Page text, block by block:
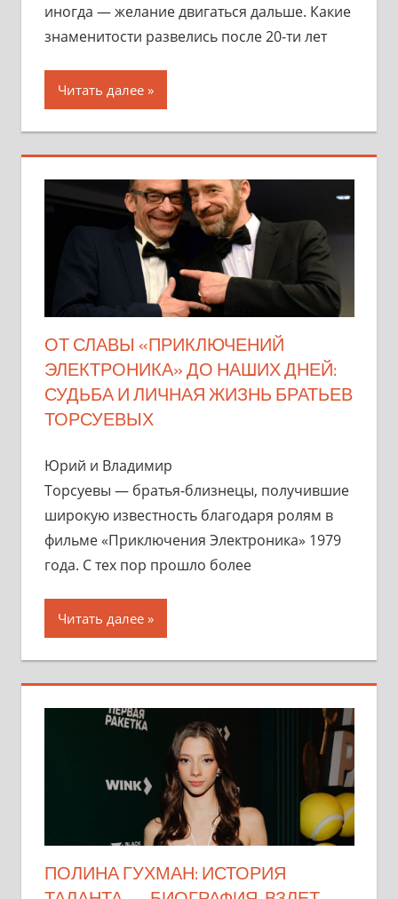
иногда — желание двигаться дальше. Какие
знаменитости развелись после 20-ти лет
Читать далее
ОТ СЛАВЫ «ПРИКЛЮЧЕНИЙ
ЭЛЕКТРОНИКА» ДО НАШИХ ДНЕЙ:
СУДЬБА И ЛИЧНАЯ ЖИЗНЬ БРАТЬЕВ
ТОРСУЕВЫХ
Юрий и Владимир
Торсуевы — братья‑близнецы, получившие
широкую известность благодаря ролям в
фильме «Приключения Электроника» 1979
года. С тех пор прошло более
Читать далее
ПОЛИНА ГУХМАН: ИСТОРИЯ